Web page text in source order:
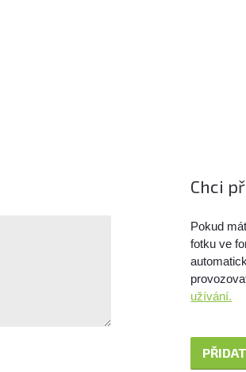
Chci
Pokud
fotku ve
užívání.